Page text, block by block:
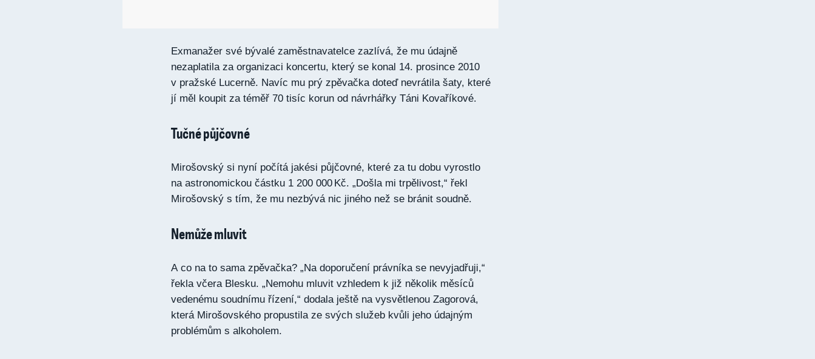
Exmanažer své bývalé zaměstnavatelce zazlívá, že mu údajně
nezaplatila za organizaci koncertu, který se konal 14. prosince 2010
v pražské Lucerně. Navíc mu prý zpěvačka doteď nevrátila šaty, které
jí měl koupit za téměř 70 tisíc korun od návrhářky Táni Kovaříkové.
Tučné půjčovné
Mirošovský si nyní počítá jakési půjčovné, které za tu dobu vyrostlo
na astronomickou částku 1 200 000 Kč. „Došla mi trpělivost,“ řekl
Mirošovský s tím, že mu nezbývá nic jiného než se bránit soudně.
Nemůže mluvit
A co na to sama zpěvačka? „Na doporučení právníka se nevyjadřuji,“
řekla včera Blesku. „Nemohu mluvit vzhledem k již několik měsíců
vedenému soudnímu řízení,“ dodala ještě na vysvětlenou Zagorová,
která Mirošovského propustila ze svých služeb kvůli jeho údajným
problémům s alkoholem.